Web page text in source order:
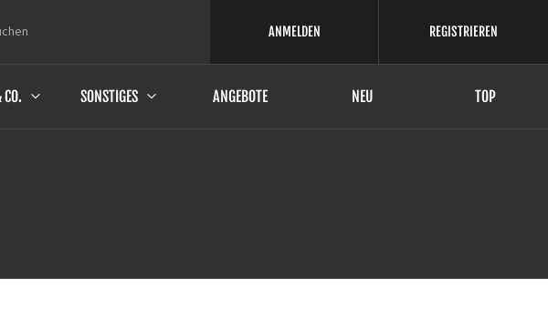
ANMELDEN REGISTRIEREN
CO. SONSTIGES ANGEBOTE NEU TOP